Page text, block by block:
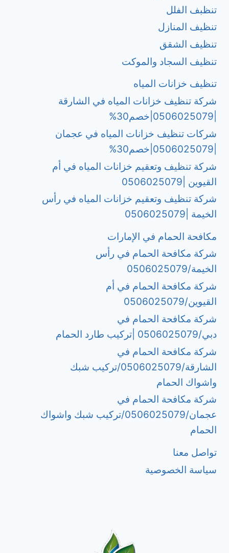
تنظبف الفلل
تنظيف المنازل
تنظيف الشقق
تنظيف السجاد والموكت
تنظيف خزانات المياه
شركة تنظيف خزانات المياه في الشارقة
شركات تنظيف خزانات المياه في عجمان
شركة تنظيف وتعقيم خزانات المياه في أم
القيوين |0506025079
شركة تنظيف وتعقيم خزانات المياه في رأس
الخيمة |0506025079
مكافحة الحمام في الإمارات
شركة مكافحة الحمام في رأس
الخيمة/0506025079
شركة مكافحة الحمام في أم
القيوين/0506025079
شركة مكافحة الحمام في
دبي/0506025079 |تركيب طارد الحمام
شركة مكافحة الحمام في
الشارقة/0506025079/تركيب شبك
واشواك الحمام
شركة مكافحة الحمام في
عجمان/0506025079/تركيب شبك واشواك
الحمام
تواصل معنا
سياسة الخصوصية